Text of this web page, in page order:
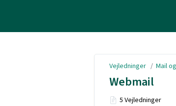
Vejledninger / Mail
Webmail
5 Vejledninger